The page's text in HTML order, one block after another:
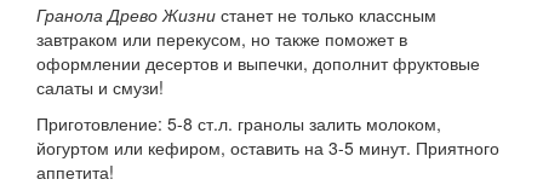
Гранола Древо Жизни станет не только классным
завтраком или перекусом, но также поможет в
оформлении десертов и выпечки, дополнит фруктовые
салаты и смузи!
Приготовление: 5-8 ст.л. гранолы залить молоком,
йогуртом или кефиром, оставить на 3-5 минут. Приятного
аппетита!